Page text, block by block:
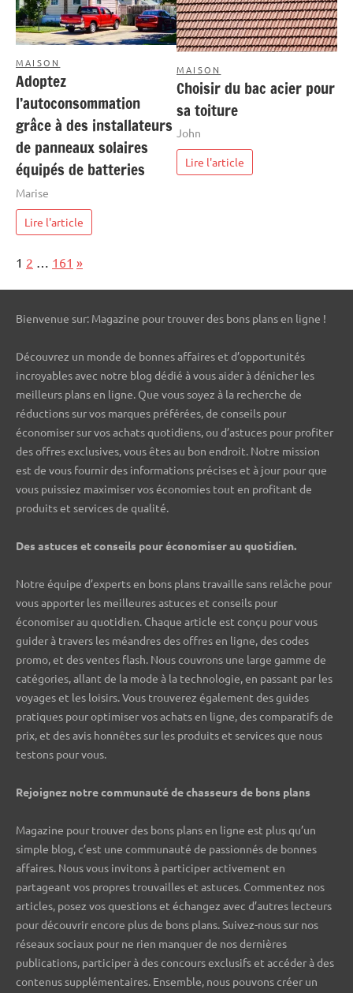
MAISON
Adoptez
l’autoconsommation
grâce à des installateurs
de panneaux solaires
équipés de batteries
Marise
Lire l'article
MAISON
Choisir du bac acier pour
sa toiture
John
Lire l'article
Page:
1 2 161 Next
»
Bienvenue sur: Magazine pour trouver des bons plans en ligne !
Découvrez un monde de bonnes affaires et d’opportunités
incroyables avec notre blog dédié à vous aider à dénicher les
meilleurs plans en ligne. Que vous soyez à la recherche de
réductions sur vos marques préférées, de conseils pour
économiser sur vos achats quotidiens, ou d’astuces pour profiter
des offres exclusives, vous êtes au bon endroit. Notre mission
est de vous fournir des informations précises et à jour pour que
vous puissiez maximiser vos économies tout en profitant de
produits et services de qualité.
Des astuces et conseils pour économiser au quotidien.
Notre équipe d’experts en bons plans travaille sans relâche pour
vous apporter les meilleures astuces et conseils pour
économiser au quotidien. Chaque article est conçu pour vous
guider à travers les méandres des offres en ligne, des codes
promo, et des ventes flash. Nous couvrons une large gamme de
catégories, allant de la mode à la technologie, en passant par les
voyages et les loisirs. Vous trouverez également des guides
pratiques pour optimiser vos achats en ligne, des comparatifs de
prix, et des avis honnêtes sur les produits et services que nous
testons pour vous.
Rejoignez notre communauté de chasseurs de bons plans ️
Magazine pour trouver des bons plans en ligne est plus qu’un
simple blog, c’est une communauté de passionnés de bonnes
affaires. Nous vous invitons à participer activement en
partageant vos propres trouvailles et astuces. Commentez nos
articles, posez vos questions et échangez avec d’autres lecteurs
pour découvrir encore plus de bons plans. Suivez-nous sur nos
réseaux sociaux pour ne rien manquer de nos dernières
publications, participer à des concours exclusifs et accéder à des
contenus supplémentaires. Ensemble, nous pouvons créer un